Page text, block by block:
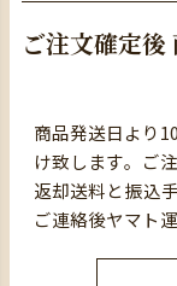
ご注文確定後
商品発送日より
け致します。ご
返却送料と振込
ご連絡後ヤマト